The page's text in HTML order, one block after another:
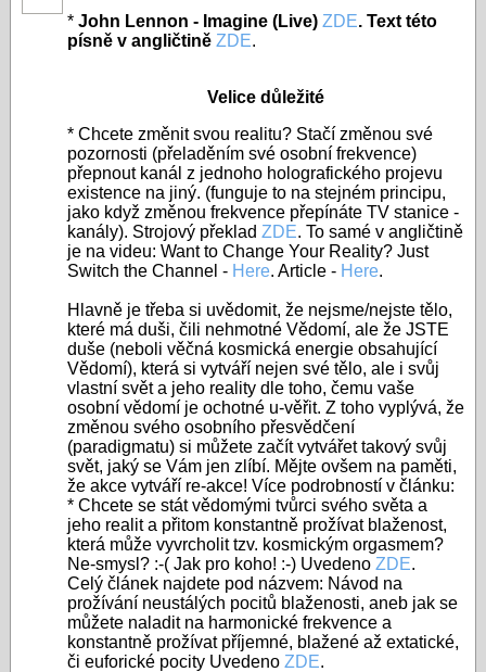
* John Lennon - Imagine (Live) ZDE. Text této
písně v angličtině ZDE.
Velice důležité
* Chcete změnit svou realitu? Stačí změnou své
pozornosti (přeladěním své osobní frekvence)
přepnout kanál z jednoho holografického projevu
existence na jiný. (funguje to na stejném principu,
jako když změnou frekvence přepínáte TV stanice -
kanály). Strojový překlad ZDE. To samé v angličtině
je na videu: Want to Change Your Reality? Just
Switch the Channel - Here. Article - Here.
Hlavně je třeba si uvědomit, že nejsme/nejste tělo,
které má duši, čili nehmotné Vědomí, ale že JSTE
duše (neboli věčná kosmická energie obsahující
Vědomí), která si vytváří nejen své tělo, ale i svůj
vlastní svět a jeho reality dle toho, čemu vaše
osobní vědomí je ochotné u-věřit. Z toho vyplývá, že
změnou svého osobního přesvědčení
(paradigmatu) si můžete začít vytvářet takový svůj
svět, jaký se Vám jen zlíbí. Mějte ovšem na paměti,
že akce vytváří re-akce! Více podrobností v článku:
* Chcete se stát vědomými tvůrci svého světa a
jeho realit a přitom konstantně prožívat blaženost,
která může vyvrcholit tzv. kosmickým orgasmem?
Ne-smysl? :-( Jak pro koho! :-) Uvedeno ZDE.
Celý článek najdete pod názvem: Návod na
prožívání neustálých pocitů blaženosti, aneb jak se
můžete naladit na harmonické frekvence a
konstantně prožívat příjemné, blažené až extatické,
či euforické pocity Uvedeno ZDE.